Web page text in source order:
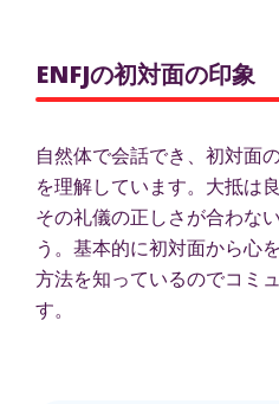
ENFJの初対面の印象
自然体で会話でき、初対面
を理解しています。大抵は
その礼儀の正しさが合わな
う。基本的に初対面から心
方法を知っているのでコミ
す。